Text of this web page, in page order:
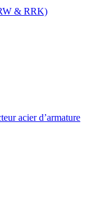
& RRK)
acier d’armature